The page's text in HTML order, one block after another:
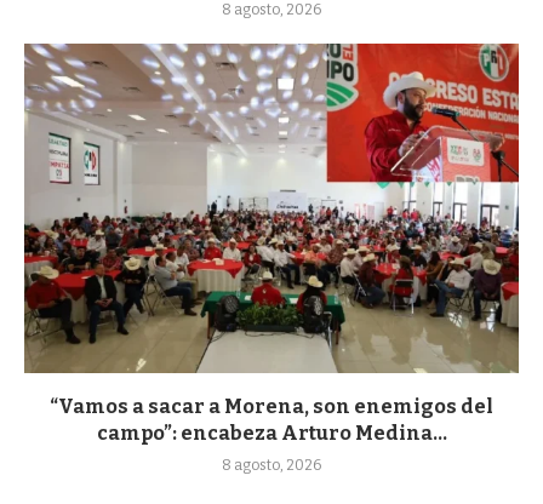
8 agosto, 2026
“Vamos a sacar a Morena, son enemigos del
campo”: encabeza Arturo Medina...
8 agosto, 2026